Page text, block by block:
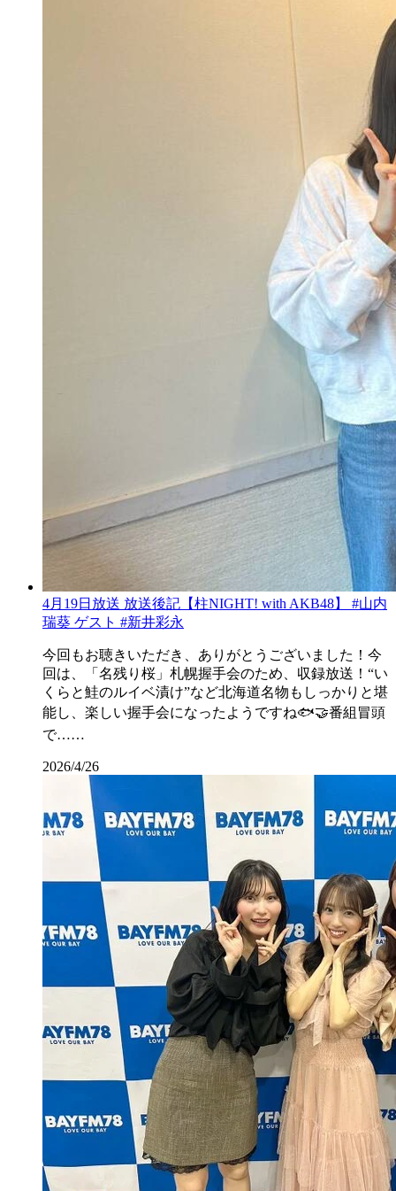
4月19日放送 放送後記【柱NIGHT! with AKB48】 #山内
瑞葵 ゲスト #新井彩永
今回もお聴きいただき、ありがとうございました！今
回は、「名残り桜」札幌握手会のため、収録放送！“い
くらと鮭のルイベ漬け”など北海道名物もしっかりと堪
能し、楽しい握手会になったようですね🐟🤝番組冒頭
で……
2026/4/26